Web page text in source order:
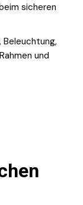
sicheren
Beleuchtung,
und